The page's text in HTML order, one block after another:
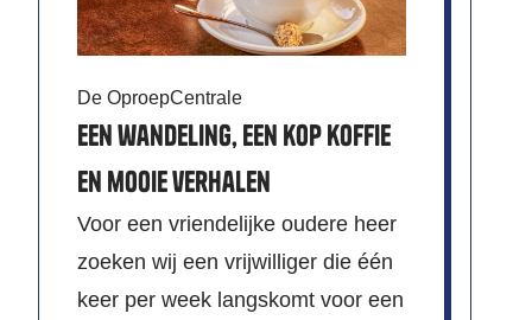
De OproepCentrale
Een wandeling, een kop koffie
en mooie verhalen
Voor een vriendelijke oudere heer
zoeken wij een vrijwilliger die één
keer per week langskomt voor een